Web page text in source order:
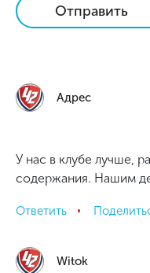
Отправить
Адрес
У нас в клубе лучше,
содержания. Нашим
Ответить
Witok